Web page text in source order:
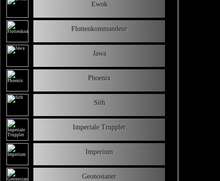
Ewok
Flottenkommandeur
Jawa
Phoenix
Sith
Imperiale Truppler
Imperium
Geonosianer